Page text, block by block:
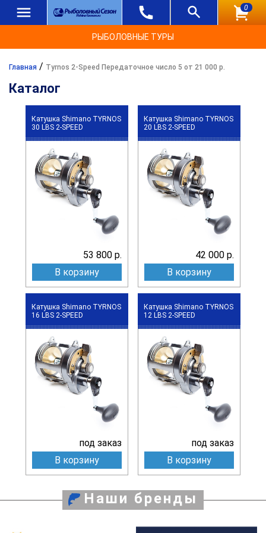
0
РЫБОЛОВНЫЕ ТУРЫ
Главная / Tyrnos 2-Speed Передаточное число 5 от 21 000 р.
Каталог
Катушка Shimano TYRNOS
30 LBS 2-SPEED
53 800 р.
В корзину
Катушка Shimano TYRNOS
20 LBS 2-SPEED
42 000 р.
В корзину
Катушка Shimano TYRNOS
16 LBS 2-SPEED
под заказ
В корзину
Катушка Shimano TYRNOS
12 LBS 2-SPEED
под заказ
В корзину
Наши бренды